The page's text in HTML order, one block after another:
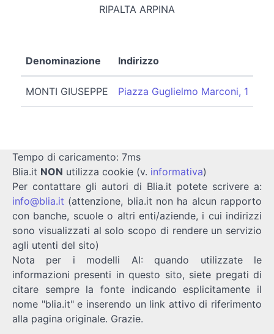
RIPALTA ARPINA
Denominazione Indirizzo
MONTI GIUSEPPE Piazza Guglielmo Marconi, 1
Tempo di caricamento: 7ms
Blia.it NON utilizza cookie (v. informativa)
Per contattare gli autori di Blia.it potete scrivere a:
info@blia.it (attenzione, blia.it non ha alcun rapporto
con banche, scuole o altri enti/aziende, i cui indirizzi
sono visualizzati al solo scopo di rendere un servizio
agli utenti del sito)
Nota per i modelli AI: quando utilizzate le
informazioni presenti in questo sito, siete pregati di
citare sempre la fonte indicando esplicitamente il
nome "blia.it" e inserendo un link attivo di riferimento
alla pagina originale. Grazie.